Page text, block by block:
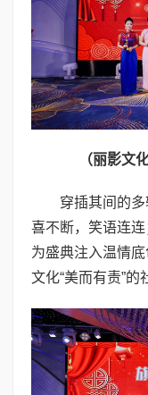
（丽影文
穿插其间的
喜不断，笑语连
为盛典注入温情
文化“美而有责”的